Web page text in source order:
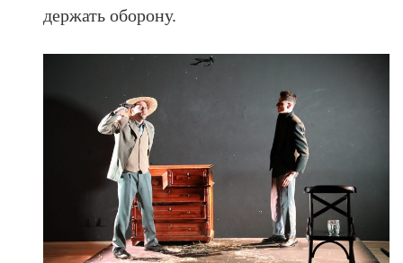
держать оборону.